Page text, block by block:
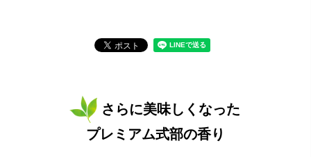
さらに美味しくなった
プレミアム式部の香り